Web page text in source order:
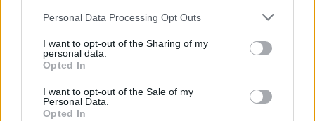
Personal Data Processing Opt Outs
I want to opt-out of the Sharing of my
personal data.
Opted In
I want to opt-out of the Sale of my
Personal Data.
Opted In
χωρίς να έχω καμία γνώση τι είναι η
δημοσιογραφία. Εγκατέλειψα τις σπουδές μου,
ενάντια στη θέληση των γονιών μου ενώ την
Ήμουν ποδοσφαιριστής το 1962, σχεδόν